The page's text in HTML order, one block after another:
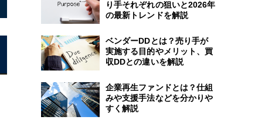
り手それぞれの狙いと2026年
の最新トレンドを解説
ベンダーDDとは？売り手が
実施する目的やメリット、買
収DDとの違いを解説
企業再生ファンドとは？仕組
みや支援手法などを分かりや
すく解説